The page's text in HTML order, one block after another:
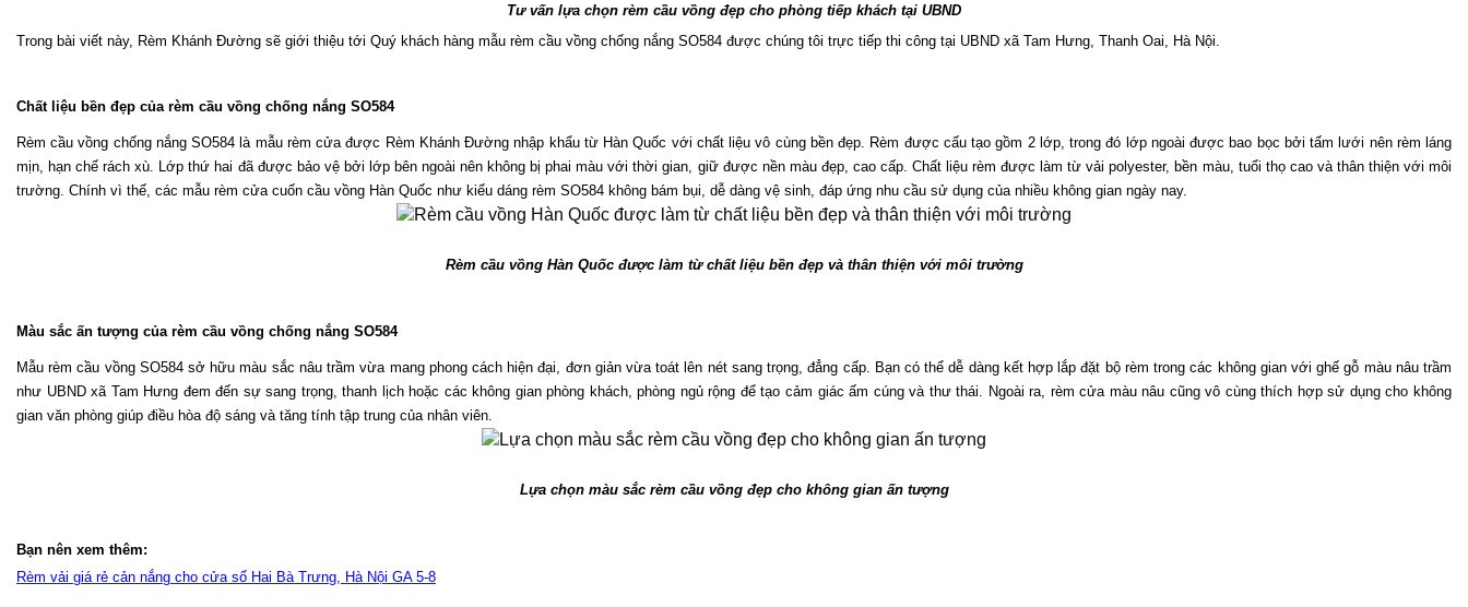
Tư vấn lựa chọn rèm cầu vồng đẹp cho phòng tiếp khách tại UBND
Trong bài viết này, Rèm Khánh Đường sẽ giới thiệu tới Quý khách hàng mẫu rèm cầu vồng chống nắng SO584 được chúng tôi trực tiếp thi công tại UBND xã Tam Hưng, Thanh Oai, Hà Nội.
Chất liệu bền đẹp của rèm cầu vồng chống nắng SO584
Rèm cầu vồng chống nắng SO584 là mẫu rèm cửa được Rèm Khánh Đường nhập khẩu từ Hàn Quốc với chất liệu vô cùng bền đẹp. Rèm được cấu tạo gồm 2 lớp, trong đó lớp ngoài được bao bọc bởi tấm lưới nên rèm láng
mịn, hạn chế rách xù. Lớp thứ hai đã được bảo vệ bởi lớp bên ngoài nên không bị phai màu với thời gian, giữ được nền màu đẹp, cao cấp. Chất liệu rèm được làm từ vải polyester, bền màu, tuổi thọ cao và thân thiện với môi
trường. Chính vì thế, các mẫu rèm cửa cuốn cầu vồng Hàn Quốc như kiểu dáng rèm SO584 không bám bụi, dễ dàng vệ sinh, đáp ứng nhu cầu sử dụng của nhiều không gian ngày nay.
Rèm cầu vồng Hàn Quốc được làm từ chất liệu bền đẹp và thân thiện với môi trường
Màu sắc ấn tượng của rèm cầu vồng chống nắng SO584
Mẫu rèm cầu vồng SO584 sở hữu màu sắc nâu trầm vừa mang phong cách hiện đại, đơn giản vừa toát lên nét sang trọng, đẳng cấp. Bạn có thể dễ dàng kết hợp lắp đặt bộ rèm trong các không gian với ghế gỗ màu nâu trầm
như UBND xã Tam Hưng đem đến sự sang trọng, thanh lịch hoặc các không gian phòng khách, phòng ngủ rộng để tạo cảm giác ấm cúng và thư thái. Ngoài ra, rèm cửa màu nâu cũng vô cùng thích hợp sử dụng cho không
gian văn phòng giúp điều hòa độ sáng và tăng tính tập trung của nhân viên.
Lựa chọn màu sắc rèm cầu vồng đẹp cho không gian ấn tượng
Bạn nên xem thêm:
Rèm vải giá rẻ cản nắng cho cửa sổ Hai Bà Trưng, Hà Nội GA 5-8